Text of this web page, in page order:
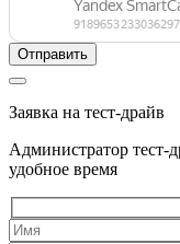
Заявка на тест-драйв
Администратор тест-
удобное время